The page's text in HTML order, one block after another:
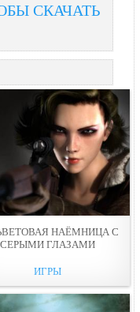
СКАЧАТЬ
НАЁМНИЦА С
СЕРЫМИ ГЛАЗАМИ
ИГРЫ